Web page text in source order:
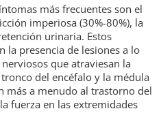
más frecuentes son el
imperiosa (30%-80%), la
urinaria. Estos
la presencia de lesiones a lo
que atraviesan la
del encéfalo y la médula
más a menudo al trastorno del
fuerza en las extremidades